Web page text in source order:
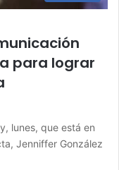
para lograr
lunes, que está en
Jenniffer González